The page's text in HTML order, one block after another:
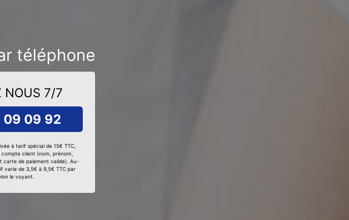
téléphone
NOUS 7/7
09 92
à tarif spécial de 15€ TTC,
client (nom, prénom,
carte de paiement valide). Au-
varie de 3,5€ à 9,5€ TTC par
le voyant.